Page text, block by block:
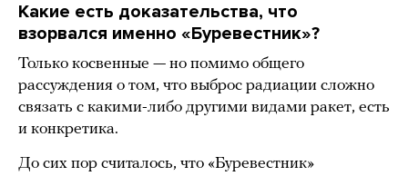
Какие есть доказательства, что
взорвался именно «Буревестник»?
Только косвенные — но помимо общего
рассуждения о том, что выброс радиации сложно
связать с какими-либо другими видами ракет, есть
и конкретика.
До сих пор считалось, что «Буревестник»